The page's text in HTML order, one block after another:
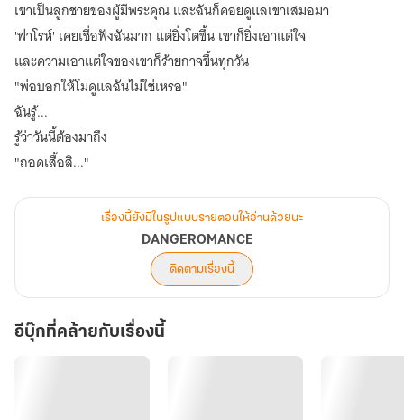
เขาเป็นลูกชายของผู้มีพระคุณ และฉันก็คอยดูแลเขาเสมอมา
'ฟาโรห์' เคยเชื่อฟังฉันมาก แต่ยิ่งโตขึ้น เขาก็ยิ่งเอาแต่ใจ
และความเอาแต่ใจของเขาก็ร้ายกาจขึ้นทุกวัน
"พ่อบอกให้โมดูแลฉันไม่ใช่เหรอ"
ฉันรู้...
รู้ว่าวันนี้ต้องมาถึง
"ถอดเสื้อสิ..."
เรื่องนี้ยังมีในรูปแบบรายตอนให้อ่านด้วยนะ
DANGEROMANCE
ติดตามเรื่องนี้
อีบุ๊กที่คล้ายกับเรื่องนี้